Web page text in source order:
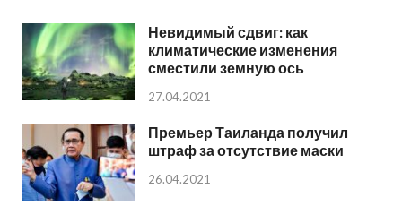
Невидимый сдвиг: как
климатические изменения
сместили земную ось
27.04.2021
Премьер Таиланда получил
штраф за отсутствие маски
26.04.2021